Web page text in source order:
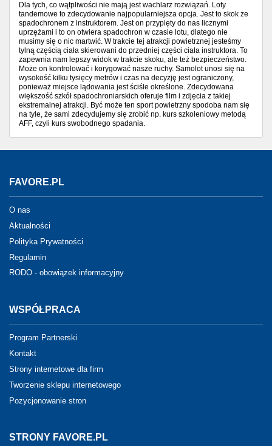
Dla tych, co wątpliwości nie mają jest wachlarz rozwiązań. Loty
tandemowe to zdecydowanie najpopularniejsza opcja. Jest to skok ze
spadochronem z instruktorem. Jest on przypięty do nas licznymi
uprzężami i to on otwiera spadochron w czasie lotu, dlatego nie
musimy się o nic martwić. W trakcie tej atrakcji powietrznej jesteśmy
tylną częścią ciała skierowani do przedniej części ciała instruktora. To
zapewnia nam lepszy widok w trakcie skoku, ale też bezpieczeństwo.
Może on kontrolować i korygować nasze ruchy. Samolot unosi się na
wysokość kilku tysięcy metrów i czas na decyzję jest ograniczony,
ponieważ miejsce lądowania jest ściśle określone. Zdecydowana
większość szkół spadochroniarskich oferuje film i zdjęcia z takiej
ekstremalnej atrakcji. Być może ten sport powietrzny spodoba nam się
na tyle, że sami zdecydujemy się zrobić np. kurs szkoleniowy metodą
AFF, czyli kurs swobodnego spadania.
FAVORE.PL
O nas
Aktualności
Polityka Prywatności
Regulamin
RODO - obowiązek informacyjny
WSPÓŁPRACA
Program Partnerski
Kontakt
Strony internetowe dla firm
Tworzenie sklepu internetowego
Pozycjonowanie stron
STRONY FAVORE.PL